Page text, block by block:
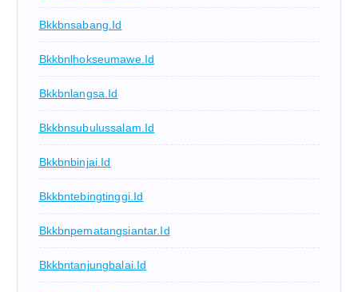
Bkkbnsabang.id
Bkkbnlhokseumawe.id
Bkkbnlangsa.id
Bkkbnsubulussalam.id
Bkkbnbinjai.id
Bkkbntebingtinggi.id
Bkkbnpematangsiantar.id
Bkkbntanjungbalai.id